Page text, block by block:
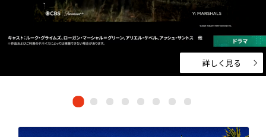
音楽 エンタメ・バラエティ
ドキュメンタリー・ホビー ネット動画
詳しく見る